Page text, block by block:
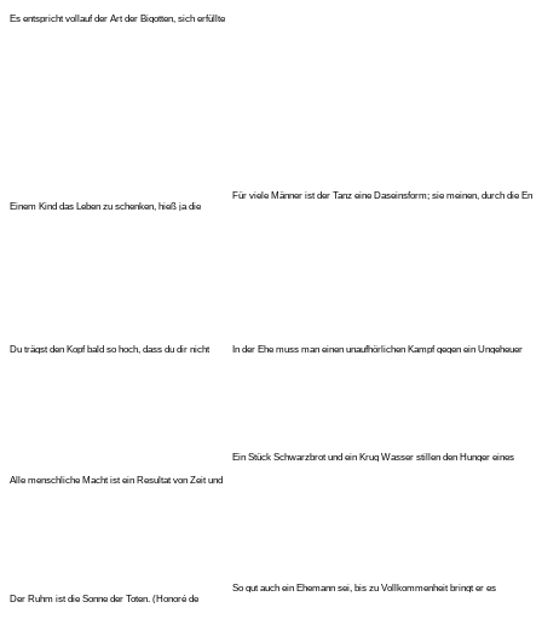
Es entspricht vollauf der Art der Bigotten, sich erfüllte
Einem Kind das Leben zu schenken, hieß ja die
Für viele Männer ist der Tanz eine Daseinsform; sie meinen, durch die En
Du trägst den Kopf bald so hoch, dass du dir nicht
In der Ehe muss man einen unaufhörlichen Kampf gegen ein Ungeheuer
Alle menschliche Macht ist ein Resultat von Zeit und
Ein Stück Schwarzbrot und ein Krug Wasser stillen den Hunger eines
Der Ruhm ist die Sonne der Toten. (Honoré de
So gut auch ein Ehemann sei, bis zu Vollkommenheit bringt er es